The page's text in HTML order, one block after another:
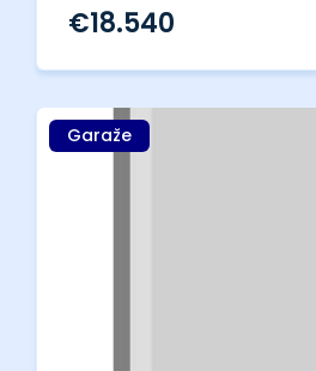
€18.540
Garaže